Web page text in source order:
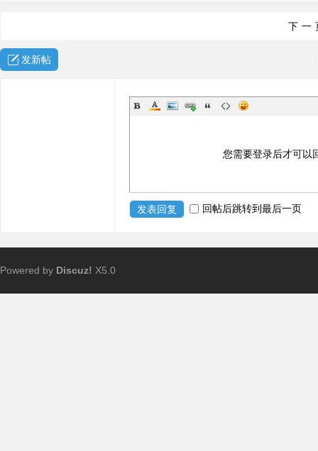
下
发新帖
您需要登录后才可以
发表回复 回帖后跳转到最后一页
Powered by Discuz! X5.0